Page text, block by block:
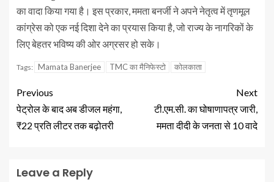
का वादा किया गया है। इस प्रकार, ममता बनर्जी ने अपने नेतृत्व में तृणमूल
कांग्रेस को एक नई दिशा देने का प्रयास किया है, जो राज्य के नागरिकों के
लिए बेहतर भविष्य की ओर अग्रसर हो सके।
Tags: Mamata Banerjee TMC का मैनिफेस्टो कोलकाता
Previous
पेट्रोल के बाद अब डीजल महंगा,
₹22 प्रति लीटर तक बढ़ोतरी
Next
टी.एम.सी. का घोषाणापत्र जारी,
ममता दीदी के जनता से 10 वादे
Leave a Reply